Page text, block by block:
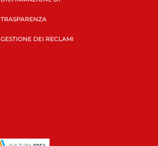
TRASPARENZA
GESTIONE DEI RECLAMI